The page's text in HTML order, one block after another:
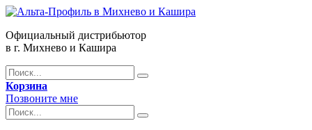
Официальный дистрибьютор
в г. Михнево и Кашира
Корзина
Позвоните мне